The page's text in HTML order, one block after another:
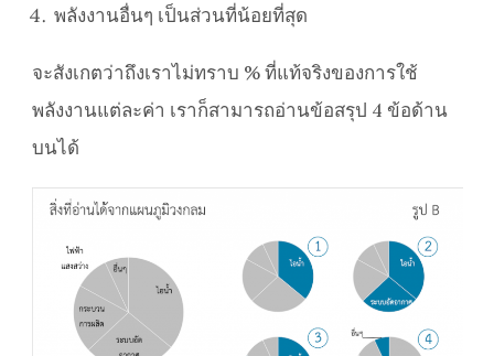
พลังงานอื่นๆ เป็นส่วนที่น้อยที่สุด
จะสังเกตว่าถึงเราไม่ทราบ % ที่แท้จริงของการใช้
พลังงานแต่ละค่า เราก็สามารถอ่านข้อสรุป 4 ข้อด้าน
บนได้